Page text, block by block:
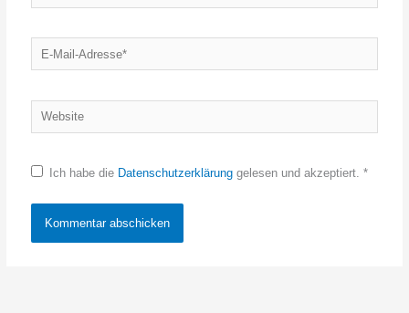
E-
Mail-
Website
Ich habe die Datenschutzerklärunggelesen und akzeptiert. *